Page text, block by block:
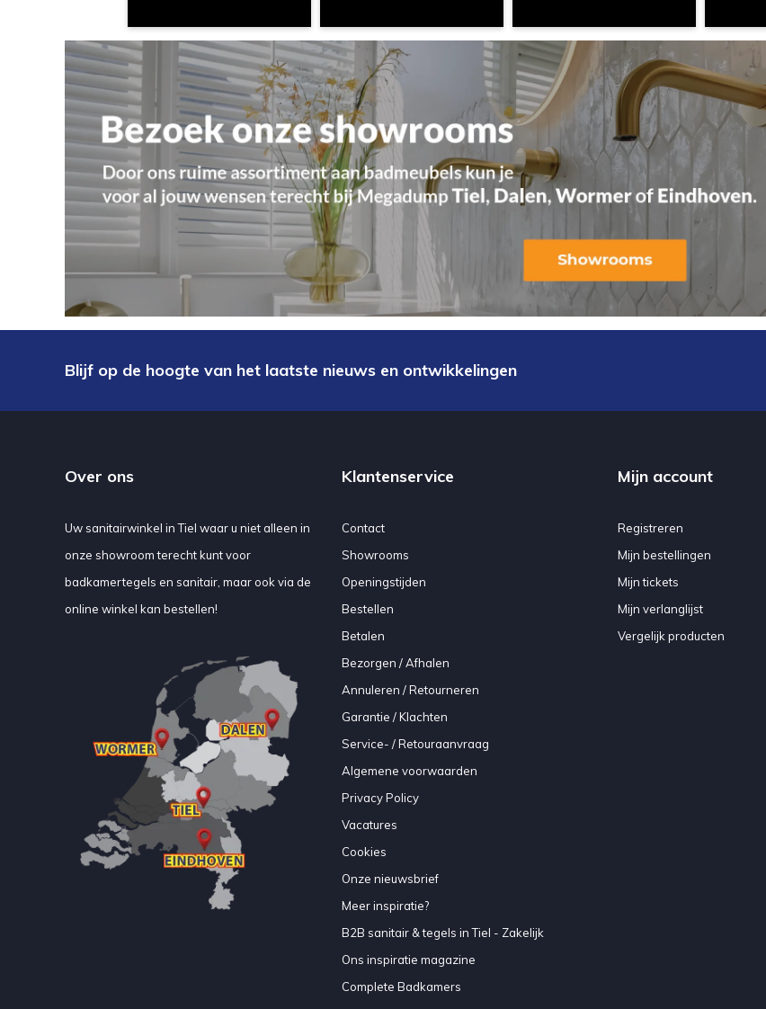
Blijf op de hoogte van het laatste nieuws en ontwikkelingen
Over ons
Uw sanitairwinkel in Tiel waar u niet alleen in
onze showroom terecht kunt voor
badkamertegels en sanitair, maar ook via de
online winkel kan bestellen!
Klantenservice
Contact
Showrooms
Openingstijden
Bestellen
Betalen
Bezorgen / Afhalen
Annuleren / Retourneren
Garantie / Klachten
Service- / Retouraanvraag
Algemene voorwaarden
Privacy Policy
Vacatures
Cookies
Onze nieuwsbrief
Meer inspiratie?
B2B sanitair & tegels in Tiel - Zakelijk
Ons inspiratie magazine
Complete Badkamers
Mijn account
Registreren
Mijn bestellingen
Mijn tickets
Mijn verlanglijst
Vergelijk producten